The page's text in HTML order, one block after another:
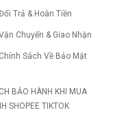
Trả & Hoàn Tiền
Chuyển & Giao Nhận
Sách Về Bảo Mật
BẢO HÀNH KHI MUA
SHOPEE TIKTOK